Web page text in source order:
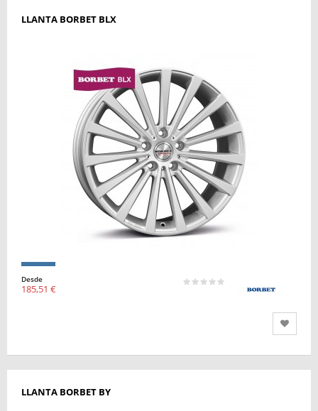
LLANTA BORBET BLX
Desde
185,51 €
LLANTA BORBET BY